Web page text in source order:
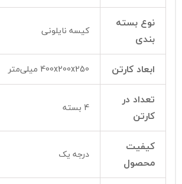
نوع بسته
بندی
کیسه نایلونی
ابعاد کارتن 400x200x250 میلی‌متر
تعداد در
کارتن
4 بسته
کیفیت
محصول
درجه یک